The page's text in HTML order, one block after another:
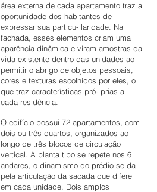
área externa de cada apartamento traz a
oportunidade dos habitantes de
expressar sua particu- laridade. Na
fachada, esses elementos criam uma
aparência dinâmica e viram amostras da
vida existente dentro das unidades ao
permitir o abrigo de objetos pessoais,
cores e texturas escolhidos por eles, o
que traz características pró- prias a
cada residência.
O edifício possui 72 apartamentos, com
dois ou três quartos, organizados ao
longo de três blocos de circulação
vertical. A planta tipo se repete nos 6
andares, o dinamismo do prédio se da
pela articulação da sacada que difere
em cada unidade. Dois amplos